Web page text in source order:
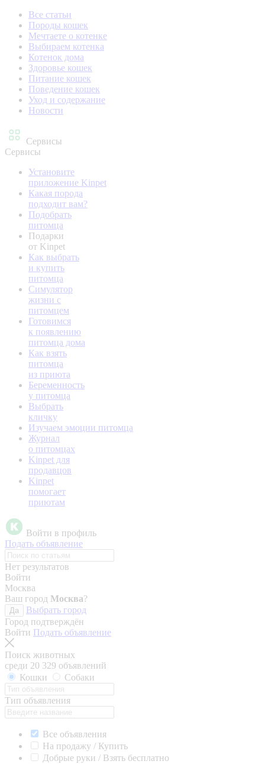
Все статьи
Породы кошек
Мечтаете о котенке
Выбираем котенка
Котенок дома
Здоровье кошек
Питание кошек
Поведение кошек
Уход и содержание
Новости
Сервисы
Сервисы
Установите
приложение Kinpet
Какая порода
подходит вам?
Подобрать
питомца
Подарки
от Kinpet
Как выбрать
и купить
питомца
Симулятор
жизни с
питомцем
Готовимся
к появлению
питомца дома
Как взять
питомца
из приюта
Беременность
у питомца
Выбрать
кличку
Изучаем эмоции питомца
Журнал
о питомцах
Kinpet для
продавцов
Kinpet
помогает
приютам
Войти в профиль
Подать объявление
Нет результатов
Войти
Москва
Ваш город Москва?
Да
Выбрать город
Город подтверждён
Войти Подать объявление
Поиск животных
среди 20 329 объявлений
Кошки
Собаки
Тип объявления
Все объявления
На продажу / Купить
Добрые руки / Взять бесплатно